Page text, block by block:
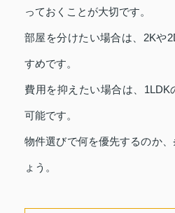
っておくことが大切です。
部屋を分けたい場合は、2Kや
すめです。
費用を抑えたい場合は、
可能です。
物件選びで何を優先するのか
ょう。